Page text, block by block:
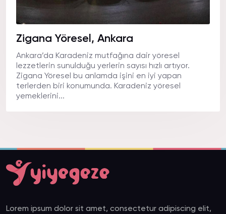
Zigana Yöresel, Ankara
Ankara’da Karadeniz mutfağına dair yöresel
lezzetlerin sunulduğu yerlerin sayısı hızlı artıyor.
Zigana Yöresel bu anlamda işini en iyi yapan
terlerden biri konumunda. Karadeniz yöresel
yemeklerini...
Lorem ipsum dolor sit amet, consectetur adipiscing elit,